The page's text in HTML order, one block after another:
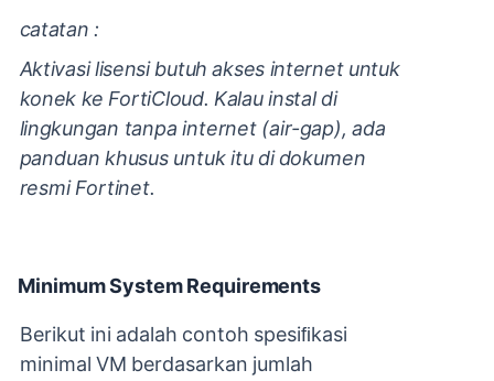
catatan :
Aktivasi lisensi butuh akses internet untuk
konek ke FortiCloud. Kalau instal di
lingkungan tanpa internet (air-gap), ada
panduan khusus untuk itu di dokumen
resmi Fortinet.
MinimumSystemRequirements
Berikut ini adalah contoh spesiﬁkasi
minimal VM berdasarkan jumlah